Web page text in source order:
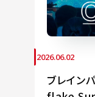
2026.06.02
ブレイン